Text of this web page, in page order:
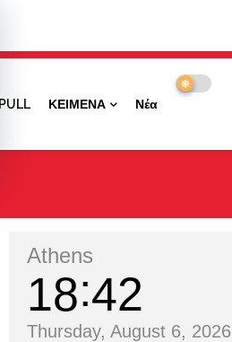
ΚΕΙΜΕΝΑ ΝέαΠΕΡΙΟΧΩΝ
Athens
18 42
Thursday, August 6, 2026